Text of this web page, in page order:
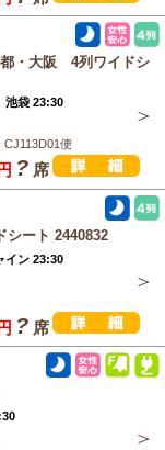
・大阪 4列ワイドシ
池袋 23:30
CJ113D01便
円 ? 席
シート 2440832
イン 23:30
円 ? 席